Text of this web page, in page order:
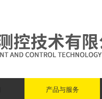
产品与服务